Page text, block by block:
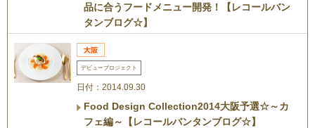
品に合うフードメニュー開発！【レコールバン
タンブログ☆】
デビュープロジェクト
日付：2014.09.30
Food Design Collection2014大阪予選☆～カ
フェ編～【レコールバンタンブログ☆】